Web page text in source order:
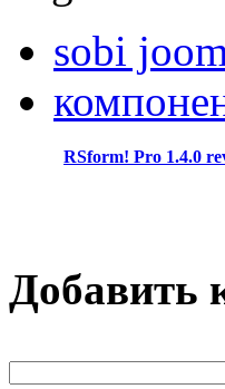
sobi
RSform! Pro 1.4.0
Добавить